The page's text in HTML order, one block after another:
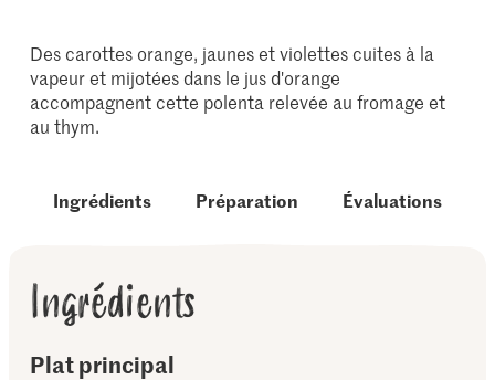
Des carottes orange, jaunes et violettes cuites à la
vapeur et mijotées dans le jus d'orange
accompagnent cette polenta relevée au fromage et
au thym.
Ingrédients Préparation Évaluations
Ingrédients
Plat principal